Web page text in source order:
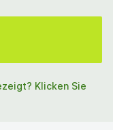
Klicken Sie